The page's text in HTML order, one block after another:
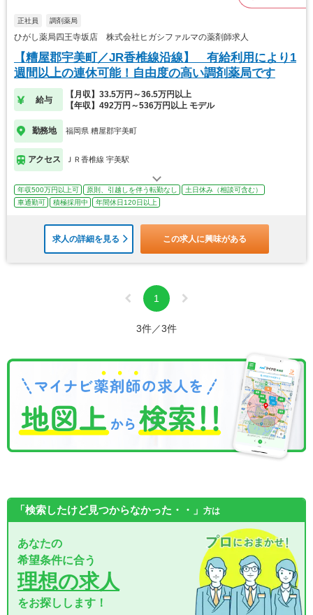
正社員 調剤薬局
ひがし薬局四王寺坂店 株式会社ヒガシファルマの薬剤師求人
【糟屋郡宇美町／JR香椎線沿線】 有給利用により1
週間以上の連休可能！自由度の高い調剤薬局です
給与
【月収】33.5万円～36.5万円以上
【年収】492万円～536万円以上 モデル
勤務地 福岡県 糟屋郡宇美町
アクセス ＪＲ香椎線 宇美駅
年収500万円以上可 原則、引越しを伴う転勤なし
土日休み（相談可含む）
車通勤可
積極採用中 年間休日120日以上
求人の詳細を見る この求人に興味がある
1
3件／3件
「検索したけど見つからなかった・・」 方は
あなたの
希望条件に合う
理想の求人
をお探しします！